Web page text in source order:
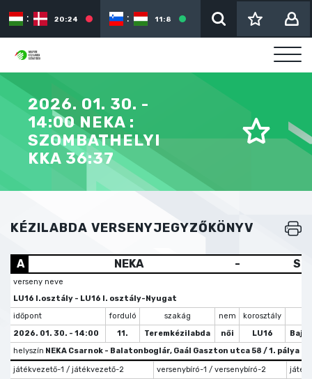
: 20:24 : 11:8 :
2026. 01. 30. -
14:00 NEKA :
SZOMBATHELYI
KKA 36:37
KÉZILABDA VERSENYJEGYZŐKÖNYV
A NEKA -
verseny neve
LU16 I.osztály - LU16 I. osztály-Nyugat
időpont
forduló szakág nem korosztály
2026. 01. 30. - 14:00
11. Teremkézilabda női LU16
helyszín NEKA Csarnok - Balatonboglár, Gaál Gaszton utca 58 / 1. pálya
játékvezető-1 / játékvezető-2 versenybíró-1 / versenybíró-2